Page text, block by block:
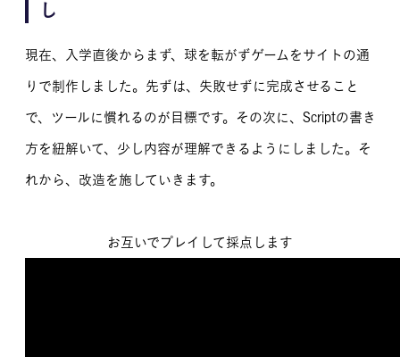
し
現在、入学直後からまず、球を転がずゲームをサイトの通
りで制作しました。先ずは、失敗せずに完成させること
で、ツールに慣れるのが目標です。その次に、Scriptの書き
方を紐解いて、少し内容が理解できるようにしました。そ
れから、改造を施していきます。
お互いでプレイして採点します